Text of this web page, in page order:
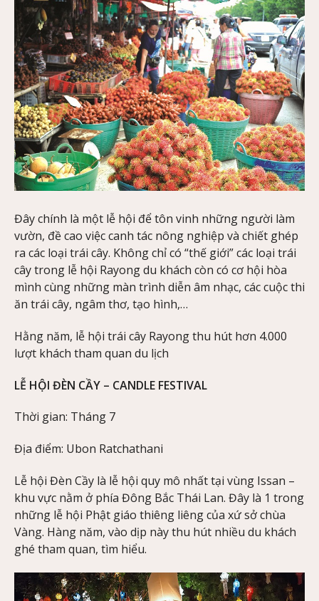
Đây chính là một lễ hội để tôn vinh những người làm
vườn, đề cao việc canh tác nông nghiệp và chiết ghép
ra các loại trái cây. Không chỉ có “thế giới” các loại trái
cây trong lễ hội Rayong du khách còn có cơ hội hòa
mình cùng những màn trình diễn âm nhạc, các cuộc thi
ăn trái cây, ngâm thơ, tạo hình,…
Hằng năm, lễ hội trái cây Rayong thu hút hơn 4.000
lượt khách tham quan du lịch
LỄ HỘI ĐÈN CẦY – CANDLE FESTIVAL
Thời gian: Tháng 7
Địa điểm: Ubon Ratchathani
Lễ hội Đèn Cầy là lễ hội quy mô nhất tại vùng Issan –
khu vực nằm ở phía Đông Bắc Thái Lan. Đây là 1 trong
những lễ hội Phật giáo thiêng liêng của xứ sở chùa
Vàng. Hàng năm, vào dịp này thu hút nhiều du khách
ghé tham quan, tìm hiểu.